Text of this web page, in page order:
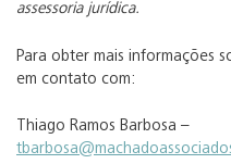
assessoria jurídica.
Para obter mais informações
em contato com:
Thiago Ramos Barbosa –